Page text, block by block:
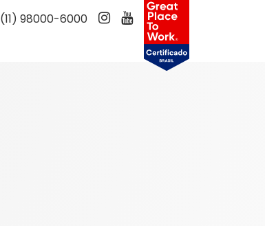
(11) 98000-6000